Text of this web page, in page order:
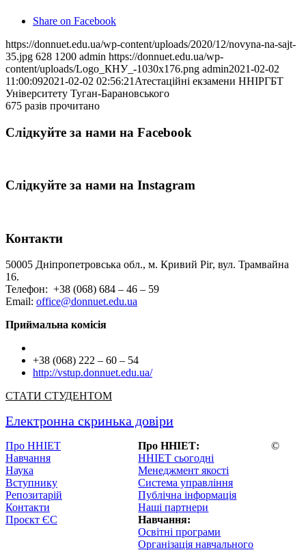
Share on Facebook
https://donnuet.edu.ua/wp-content/uploads/2020/12/novyna-na-sajt-
35.jpg 628 1200 admin https://donnuet.edu.ua/wp-
content/uploads/Logo_КНУ_-1030x176.png admin2021-02-02
11:00:092021-02-02 02:56:21 Атестаційні екзамени ННІРГБТ
Університету Туган-Барановського
675 разів прочитано
Слідкуйте за нами на Facebook
Слідкуйте за нами на Instagram
Контакти
50005 Дніпропетровська обл., м. Кривий Ріг, вул. Трамвайна
16.
Телефон: +38 (068) 684 – 46 – 59
Email: office@donnuet.edu.ua
Приймальна комісія
+38 (068) 222 – 60 – 54
http://vstup.donnuet.edu.ua/
СТАТИ СТУДЕНТОМ
Електронна скринька довіри
Про ННІЕТ
Навчання
Наука
Вступнику
Репозитарій
Контакти
Проєкт ЄС
Про ННІЕТ:
ННІЕТ сьогодні
Менеджмент якості
Система управління
Публічна інформація
Наші партнери
Навчання:
Освітні програми
Організація навчального
©